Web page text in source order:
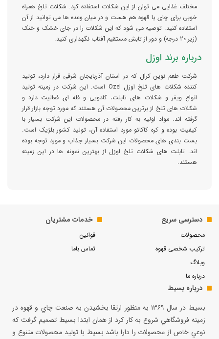
مختلف غذایی می توان از این شکلات استفاده کرد. شکلات تلخ همراه
خوبی برای چای یا قهوه هم هست و در میان وعده ها می توانید از آن
استفاده کنید. توصیه می شود که این شکلات را در جای خشک و خنک
(زیر 20 درجه) و دور از تابش مستقیم آفتاب نگهداری کنید.
درباره برند اوزل
شرکت طعم نوین کرال که در استان آذربایجان شرقی قرار دارد، تولید
کننده شکلات های تلخ اوزل Ozel است. این شرکت در زمینه تولید
انواع ویفر و شکلات های تابلت، کادویی و فله ای فعالیت دارد و
شکلات های تلخ از برترین محصولات آن هستند که مورد توجه بازار قرار
گرفته اند. مواد اولیه به کار رفته در محصولات این شرکت بسیار با
کیفیت بوده و کره کاکائو مورد استفاده آن، تولید کشور بلژیک است.
بست بندی های محصولات این شرکت بسیار جذاب و مورد توجه بوده
اند. تابلت های شکلات تلخ اوزل از بهترین نمونه ها در این زمینه
هستند.
دسترسی سریع
محصولات
ترکیب شخصی قهوه
وبلاگ
درباره ما
خدمات مشتریان
قوانین
تماس باما
درباره بسیط
بسيط در سال ۱۳۶۹ به منظور ارتقا بخشيدن به صنعت چاي و قهوه در
زمينه فروشگاهي شروع به كار كرد از همان ابتدا بسيط تصميم گرفت كه
نوعي خاص از محصولات را دارا باشد بسيط با توليد محصولات متنوع و